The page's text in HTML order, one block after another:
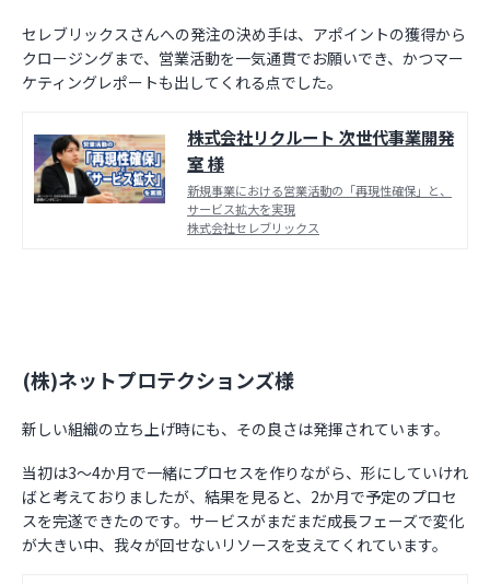
セレブリックスさんへの発注の決め手は、アポイントの獲得から
クロージングまで、営業活動を一気通貫でお願いでき、かつマー
ケティングレポートも出してくれる点でした。
株式会社リクルート 次世代事業開発
室 様
新規事業における営業活動の「再現性確保」と、
サービス拡大を実現
株式会社セレブリックス
(株)ネットプロテクションズ様
新しい組織の立ち上げ時にも、その良さは発揮されています。
当初は3〜4か月で一緒にプロセスを作りながら、形にしていけれ
ばと考えておりましたが、結果を見ると、2か月で予定のプロセ
スを完遂できたのです。サービスがまだまだ成長フェーズで変化
が大きい中、我々が回せないリソースを支えてくれています。